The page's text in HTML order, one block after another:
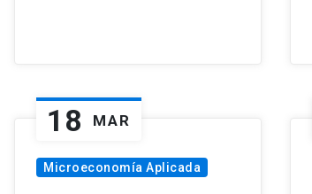
18 MAR
Microeconomía Aplicada